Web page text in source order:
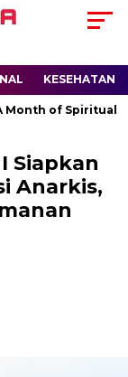
KESEHATAN
of Spiritual
Siapkan
Anarkis,